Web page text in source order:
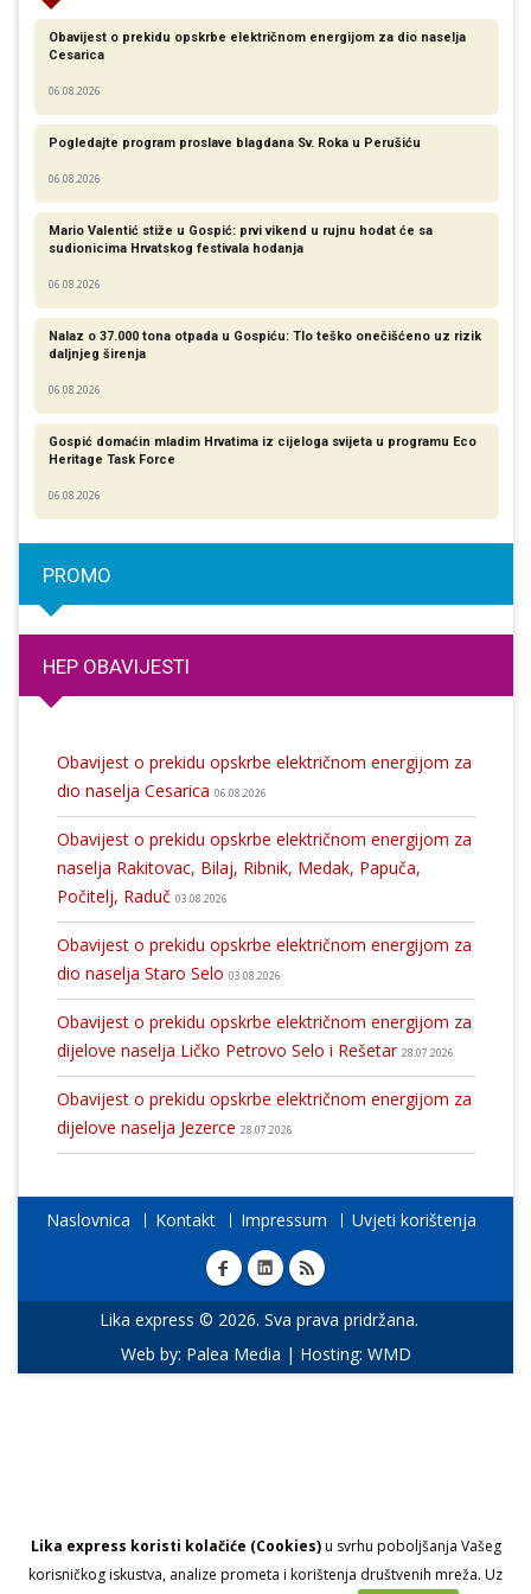
Lika express koristi kolačiće (Cookies)u svrhu poboljšanja Vašeg
korisničkog iskustva, analize prometa i korištenja društvenih mreža. Uz
Obavijest o prekidu opskrbe električnom energijom za dio naselja
Cesarica
06.08.2026
Pogledajte program proslave blagdana Sv. Roka u Perušiću
06.08.2026
Mario Valentić stiže u Gospić: prvi vikend u rujnu hodat će sa
sudionicima Hrvatskog festivala hodanja
06.08.2026
Nalaz o 37.000 tona otpada u Gospiću: Tlo teško onečišćeno uz rizik
daljnjeg širenja
06.08.2026
Gospić domaćin mladim Hrvatima iz cijeloga svijeta u programu Eco
Heritage Task Force
06.08.2026
PROMO
HEP OBAVIJESTI
Obavijest o prekidu opskrbe električnom energijom za
dio naselja Cesarica 06.08.2026
Obavijest o prekidu opskrbe električnom energijom za
naselja Rakitovac, Bilaj, Ribnik, Medak, Papuča,
Počitelj, Raduč 03.08.2026
Obavijest o prekidu opskrbe električnom energijom za
dio naselja Staro Selo 03.08.2026
Obavijest o prekidu opskrbe električnom energijom za
dijelove naselja Ličko Petrovo Selo i Rešetar 28.07.2026
Obavijest o prekidu opskrbe električnom energijom za
dijelove naselja Jezerce 28.07.2026
Naslovnica Kontakt Impressum Uvjeti korištenja
Lika express © 2026. Sva prava pridržana.
Web by: Palea Media | Hosting: WMD